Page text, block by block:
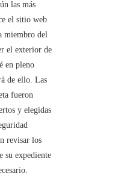
las más
el sitio web
miembro del
el exterior de
en pleno
de ello. Las
fueron
y elegidas
revisar los
su expediente